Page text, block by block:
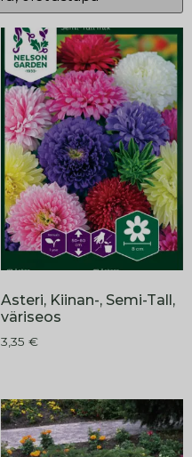
Asteri, Kiinan-, Semi-Tall,
väriseos
3,35 €